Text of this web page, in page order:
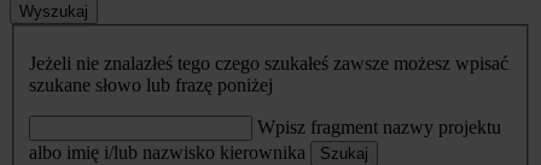
Wyszukaj
Jeżeli nie znalazłeś tego czego szukałeś zawsze możesz wpisać
szukane słowo lub frazę poniżej
Wpisz fragment nazwy projektu
albo imię i/lub nazwisko kierownika
Szukaj